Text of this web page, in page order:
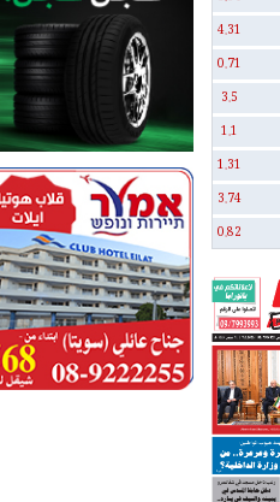
4.31
0.71
3.5
1.1
1.31
3.74
0.82